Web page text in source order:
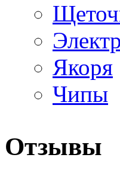
Якоря
Чипы
Отзывы